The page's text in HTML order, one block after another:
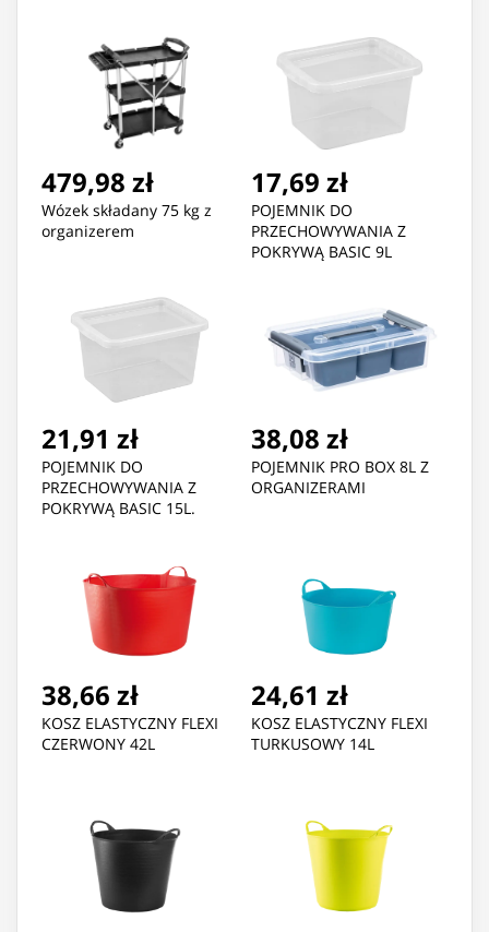
479,98 zł
Wózek składany 75 kg z
organizerem
17,69 zł
POJEMNIK DO
PRZECHOWYWANIA Z
POKRYWĄ BASIC 9L
21,91 zł
POJEMNIK DO
PRZECHOWYWANIA Z
POKRYWĄ BASIC 15L.
38,08 zł
POJEMNIK PRO BOX 8L Z
ORGANIZERAMI
38,66 zł
KOSZ ELASTYCZNY FLEXI
CZERWONY 42L
24,61 zł
KOSZ ELASTYCZNY FLEXI
TURKUSOWY 14L